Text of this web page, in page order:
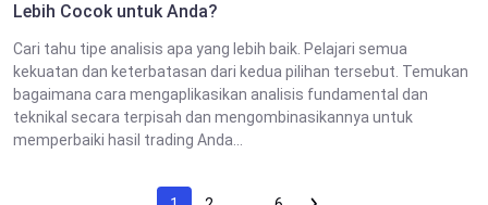
Lebih Cocok untuk Anda?
Cari tahu tipe analisis apa yang lebih baik. Pelajari semua
kekuatan dan keterbatasan dari kedua pilihan tersebut. Temukan
bagaimana cara mengaplikasikan analisis fundamental dan
teknikal secara terpisah dan mengombinasikannya untuk
memperbaiki hasil trading Anda...